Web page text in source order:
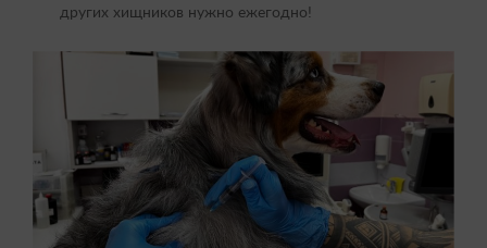
других хищников нужно ежегодно!